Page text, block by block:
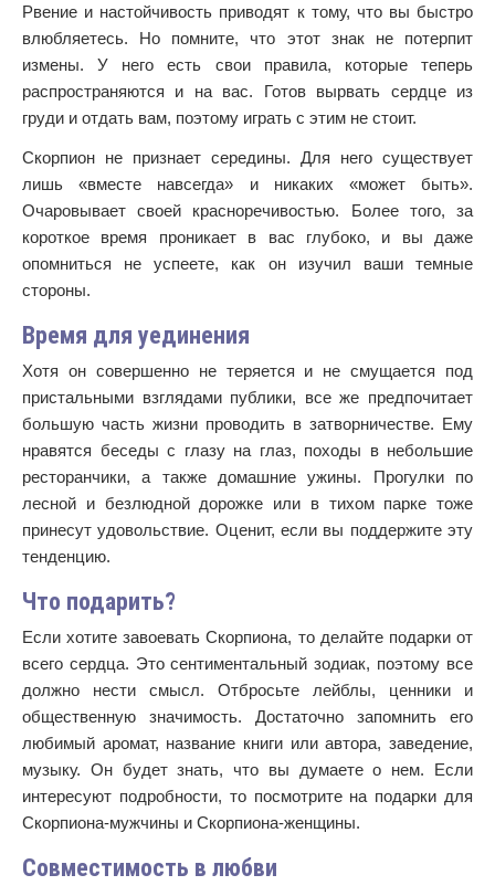
Рвение и настойчивость приводят к тому, что вы быстро
влюбляетесь. Но помните, что этот знак не потерпит
измены. У него есть свои правила, которые теперь
распространяются и на вас. Готов вырвать сердце из
груди и отдать вам, поэтому играть с этим не стоит.
Скорпион не признает середины. Для него существует
лишь «вместе навсегда» и никаких «может быть».
Очаровывает своей красноречивостью. Более того, за
короткое время проникает в вас глубоко, и вы даже
опомниться не успеете, как он изучил ваши темные
стороны.
Время для уединения
Хотя он совершенно не теряется и не смущается под
пристальными взглядами публики, все же предпочитает
большую часть жизни проводить в затворничестве. Ему
нравятся беседы с глазу на глаз, походы в небольшие
ресторанчики, а также домашние ужины. Прогулки по
лесной и безлюдной дорожке или в тихом парке тоже
принесут удовольствие. Оценит, если вы поддержите эту
тенденцию.
Что подарить?
Если хотите завоевать Скорпиона, то делайте подарки от
всего сердца. Это сентиментальный зодиак, поэтому все
должно нести смысл. Отбросьте лейблы, ценники и
общественную значимость. Достаточно запомнить его
любимый аромат, название книги или автора, заведение,
музыку. Он будет знать, что вы думаете о нем. Если
интересуют подробности, то посмотрите на подарки для
Скорпиона-мужчины и Скорпиона-женщины.
Совместимость в любви